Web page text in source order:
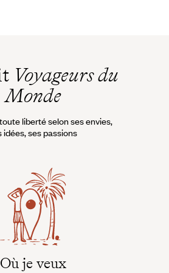
Voyageurs du
Monde
liberté selon ses envies,
idées, ses passions
Où je veux